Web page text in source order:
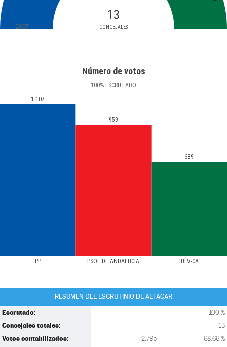
13
CONCEJALES
2007
Número de votos
100% ESCRUTADO
PP PSOE DE ANDALUCIA IULV-CA
1.107
959
689
RESUMEN DEL ESCRUTINIO DE ALFACAR
Escrutado: 100 %
Concejales totales: 13
Votos contabilizados: 2.795 68,66 %